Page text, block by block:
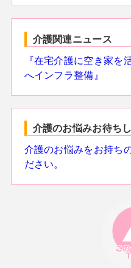
介護関連ニュース
『在宅介護に空き家
へインフラ整備』
介護のお悩みお待ち
介護のお悩みをお持ち
ださい。